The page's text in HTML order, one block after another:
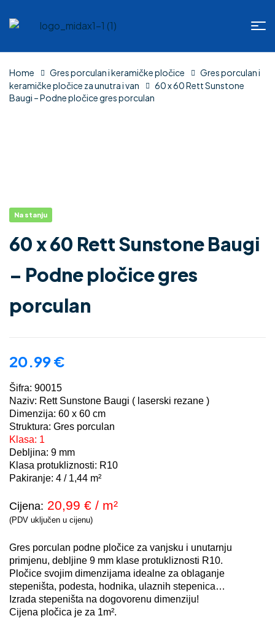
Home Gres porculan i keramičke pločice
Gres porculan i
keramičke pločice za unutra i van
60 x 60 Rett Sunstone
Baugi – Podne pločice gres porculan
Na stanju
60 x 60 Rett Sunstone Baugi
– Podne pločice gres
porculan
20.99€
Šifra: 90015
Naziv: Rett Sunstone Baugi ( laserski rezane )
Dimenzija: 60 x 60 cm
Struktura: Gres porculan
Klasa: 1
Debljina: 9 mm
Klasa protukliznosti: R10
Pakiranje: 4 / 1,44 m²
Cijena: 20,99 € / m²
(PDV uključen u cijenu)
Gres porculan podne pločice za vanjsku i unutarnju
primjenu, debljine 9 mm klase protukliznosti R10.
Pločice svojim dimenzijama idealne za oblaganje
stepeništa, podesta, hodnika, ulaznih stepenica…
Izrada stepeništa na dogovorenu dimenziju!
Cijena pločica je za 1m².